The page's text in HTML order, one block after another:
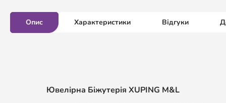
Опис Характеристики Відгуки
Ювелірна Біжутерія XUPING M&L